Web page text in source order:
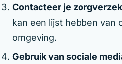
Contacteer je
kan een lijst hebben van
omgeving.
Gebruik van sociale